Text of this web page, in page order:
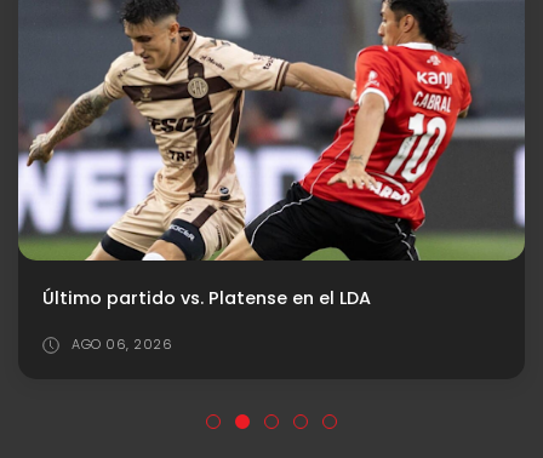
Último partido vs. Platense en el LDA
AGO 06, 2026